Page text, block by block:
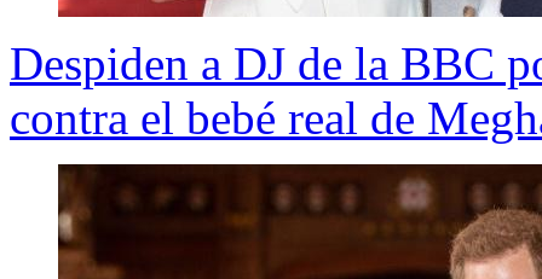
Despiden a DJ de la BBC
contra el bebé real de